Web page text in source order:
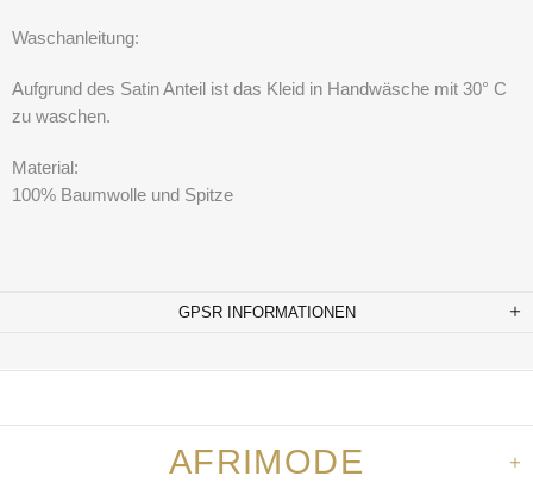
Waschanleitung:
Aufgrund des Satin Anteil ist das Kleid in Handwäsche mit 30° C
zu waschen.
Material:
100% Baumwolle und Spitze
GPSR INFORMATIONEN
AFRIMODE